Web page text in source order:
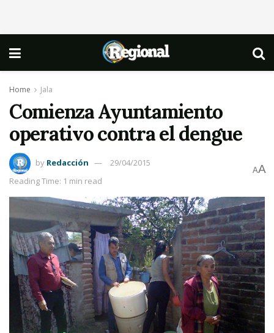
Home Jala
Comienza Ayuntamiento
operativo contra el dengue
by Redacción
29/04/2015
Reading Time: 1 min read
AA